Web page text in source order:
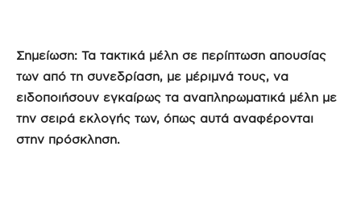
Σημείωση: Τα τακτικά μέλη σε περίπτωση απουσίας
των από τη συνεδρίαση, με μέριμνά τους, να
ειδοποιήσουν εγκαίρως τα αναπληρωματικά μέλη με
την σειρά εκλογής των, όπως αυτά αναφέρονται
στην πρόσκληση.